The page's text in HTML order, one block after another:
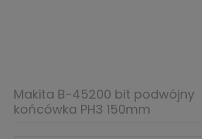
Makita B-45200 bit podwójny
końcówka PH3 150mm